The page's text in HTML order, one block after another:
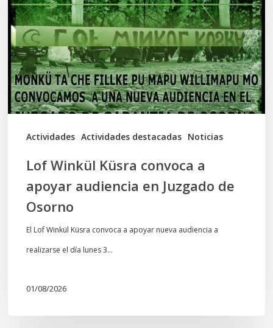
Actividades Actividades destacadas Noticias
convoca
a
apoyar
audiencia
en
Juzgado
Lof Winkül Küsra convoca a
apoyar audiencia en Juzgado de
Osorno
El Lof Winkül Küsra convoca a apoyar nueva audiencia a
realizarse el día lunes 3…
01/08/2026